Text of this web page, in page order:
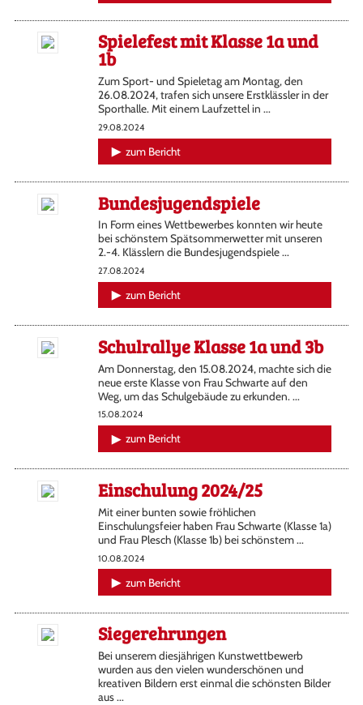
Spielefest mit Klasse 1a und
1b
Zum Sport- und Spieletag am Montag, den
26.08.2024, trafen sich unsere Erstklässler in der
Sporthalle. Mit einem Laufzettel in ...
29.08.2024
zum Bericht
Bundesjugendspiele
In Form eines Wettbewerbes konnten wir heute
bei schönstem Spätsommerwetter mit unseren
2.-4. Klässlern die Bundesjugendspiele ...
27.08.2024
zum Bericht
Schulrallye Klasse 1a und 3b
Am Donnerstag, den 15.08.2024, machte sich die
neue erste Klasse von Frau Schwarte auf den
Weg, um das Schulgebäude zu erkunden. ...
15.08.2024
zum Bericht
Einschulung 2024/25
Mit einer bunten sowie fröhlichen
Einschulungsfeier haben Frau Schwarte (Klasse 1a)
und Frau Plesch (Klasse 1b) bei schönstem ...
10.08.2024
zum Bericht
Siegerehrungen
Bei unserem diesjährigen Kunstwettbewerb
wurden aus den vielen wunderschönen und
kreativen Bildern erst einmal die schönsten Bilder
aus ...